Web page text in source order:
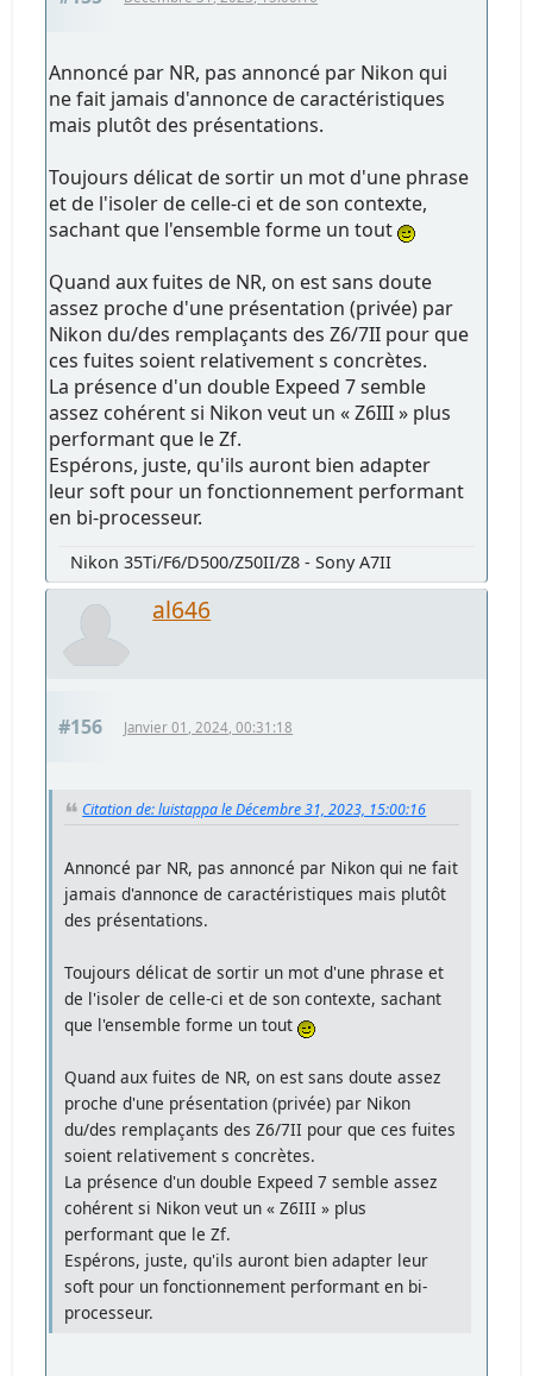
Annoncé par NR, pas annoncé par Nikon qui
ne fait jamais d'annonce de caractéristiques
mais plutôt des présentations.
Toujours délicat de sortir un mot d'une phrase
et de l'isoler de celle-ci et de son contexte,
sachant que l'ensemble forme un tout
Quand aux fuites de NR, on est sans doute
assez proche d'une présentation (privée) par
Nikon du/des remplaçants des Z6/7II pour que
ces fuites soient relativement s concrètes.
La présence d'un double Expeed 7 semble
assez cohérent si Nikon veut un « Z6III » plus
performant que le Zf.
Espérons, juste, qu'ils auront bien adapter
leur soft pour un fonctionnement performant
en bi-processeur.
Nikon 35Ti/F6/D500/Z50II/Z8 - Sony A7II
al646
#156 Janvier 01, 2024, 00:31:18
Citation de: luistappa le Décembre 31, 2023, 15:00:16
Annoncé par NR, pas annoncé par Nikon qui ne fait
jamais d'annonce de caractéristiques mais plutôt
des présentations.
Toujours délicat de sortir un mot d'une phrase et
de l'isoler de celle-ci et de son contexte, sachant
que l'ensemble forme un tout
Quand aux fuites de NR, on est sans doute assez
proche d'une présentation (privée) par Nikon
du/des remplaçants des Z6/7II pour que ces fuites
soient relativement s concrètes.
La présence d'un double Expeed 7 semble assez
cohérent si Nikon veut un « Z6III » plus
performant que le Zf.
Espérons, juste, qu'ils auront bien adapter leur
soft pour un fonctionnement performant en bi-
processeur.